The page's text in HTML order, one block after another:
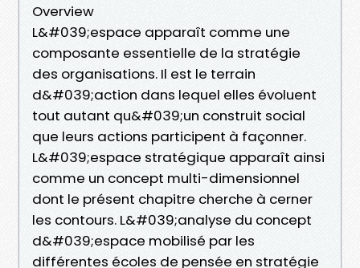
Overview
L&#039;espace apparaît comme une
composante essentielle de la stratégie
des organisations. Il est le terrain
d&#039;action dans lequel elles évoluent
tout autant qu&#039;un construit social
que leurs actions participent à façonner.
L&#039;espace stratégique apparaît ainsi
comme un concept multi-dimensionnel
dont le présent chapitre cherche à cerner
les contours. L&#039;analyse du concept
d&#039;espace mobilisé par les
différentes écoles de pensée en stratégie